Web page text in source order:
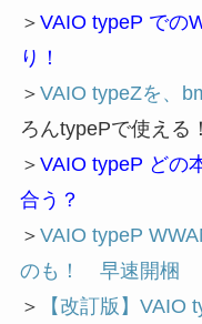
＞ VAIO typeP での
り！
＞ VAIO typeZを、
ろんtypePで使える！
＞ VAIO typeP どの
合う？
＞ VAIO typeP
のも！ 早速開梱
＞
【改訂版】VAIO